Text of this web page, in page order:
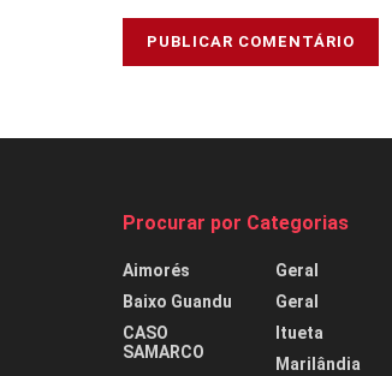
Procurar por Categorias
Aimorés
Baixo Guandu
CASO
SAMARCO
Geral
Geral
Itueta
Marilândia